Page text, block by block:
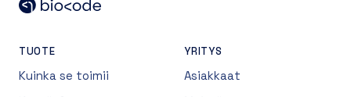
TUOTE
Kuinka se toimii
YRITYS
Asiakkaat